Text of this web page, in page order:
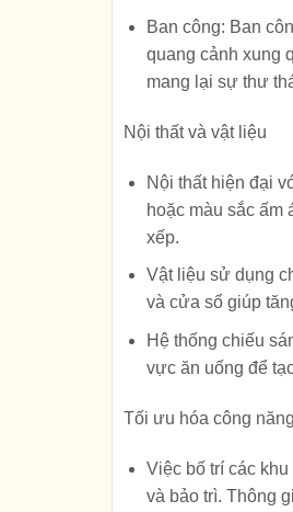
Ban công: Ban
quang cảnh xung
mang lại sự thư
Nội thất và vật liệu
Nội thất hiện đại
hoặc màu sắc ấm
xếp.
Vật liệu sử dụng
và cửa sổ giúp
Hệ thống chiếu
vực ăn uống để
Tối ưu hóa công
Việc bố trí các
và bảo trì. Thông